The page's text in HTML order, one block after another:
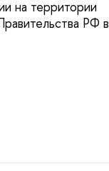
на территории
РФ в